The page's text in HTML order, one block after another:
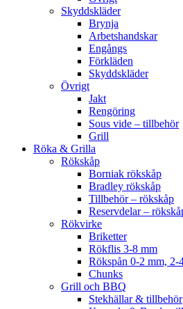
Skyddskläder
Brynja
Arbetshandskar
Engångs
Förkläden
Skyddskläder
Övrigt
Jakt
Rengöring
Sous vide – tillbehör
Grill
Röka & Grilla
Rökskåp
Borniak rökskåp
Bradley rökskåp
Tillbehör – rökskåp
Reservdelar –
Rökvirke
Briketter
Rökflis 3-8 mm
Rökspån 0-2 mm, 2-
Chunks
Grill och BBQ
Stekhällar & tillbehör